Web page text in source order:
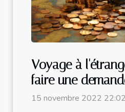
Voyage à
faire une
15 novembre 2022 22:02